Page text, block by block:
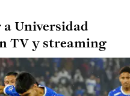
a Universidad
TV y streaming